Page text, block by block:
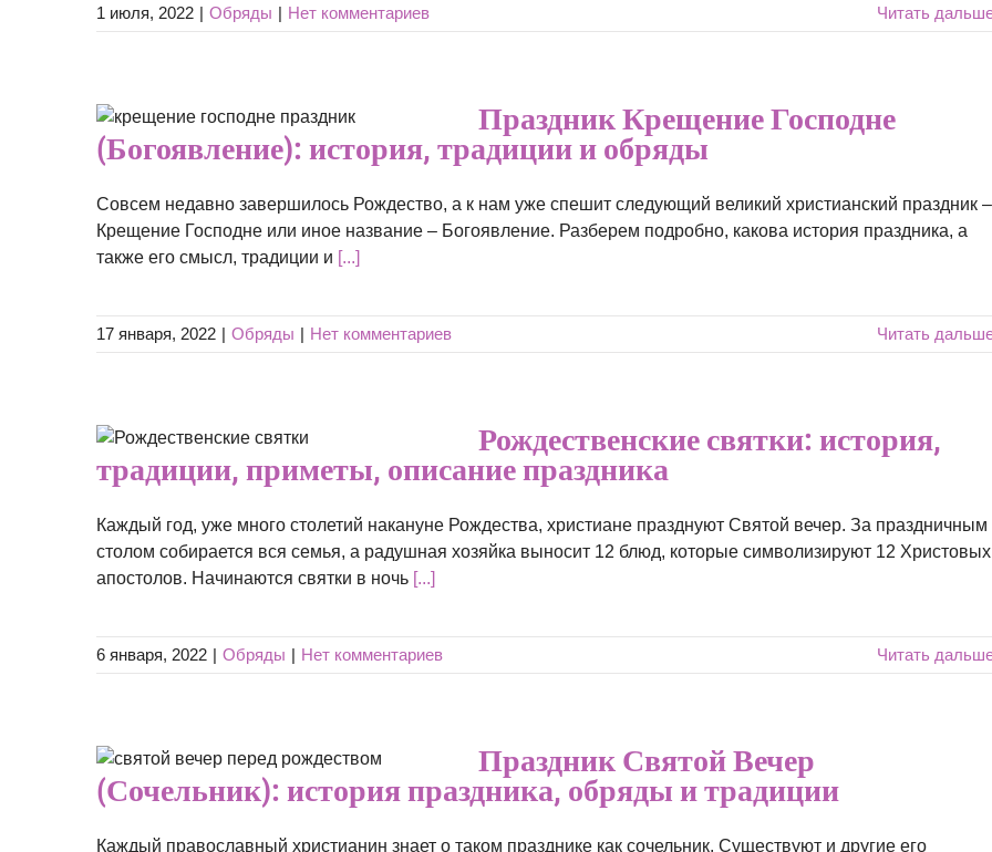
1 июля, 2022 | Обряды | Нет комментариев Читать
Праздник Крещение Господне
(Богоявление): история, традиции и обряды
Совсем недавно завершилось Рождество, а к нам уже спешит следующий великий христианский праздник –
Крещение Господне или иное название – Богоявление. Разберем подробно, какова история праздника, а
также его смысл, традиции и [...]
17 января, 2022 | Обряды | Нет комментариев Читать
Рождественские святки: история,
традиции, приметы, описание праздника
Каждый год, уже много столетий накануне Рождества, христиане празднуют Святой вечер. За праздничным
столом собирается вся семья, а радушная хозяйка выносит 12 блюд, которые символизируют 12 Христовых
апостолов. Начинаются святки в ночь [...]
6 января, 2022 | Обряды | Нет комментариев Читать
Праздник Святой Вечер
(Сочельник): история праздника, обряды и традиции
Каждый православный христианин знает о таком празднике как сочельник. Существуют и другие его